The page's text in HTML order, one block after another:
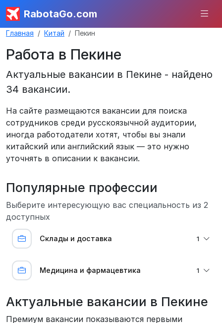
RabotaGo.com
Главная Китай Пекин
Работа в Пекине
Актуальные вакансии в Пекине - найдено
34 вакансии.
На сайте размещаются вакансии для поиска
сотрудников среди русскоязычной аудитории,
иногда работодатели хотят, чтобы вы знали
китайский или английский язык — это нужно
уточнять в описании к вакансии.
Популярные профессии
Выберите интересующую вас специальность из 2
доступных
Склады и доставка 1
Медицина и фармацевтика 1
Актуальные вакансии в Пекине
Премиум вакансии показываются первыми